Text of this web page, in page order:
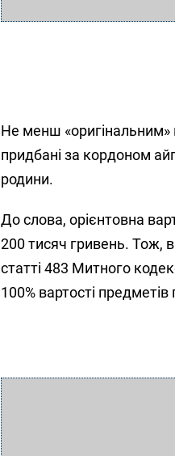
Не менш «оригінальним»
придбані за кордоном
родини.
До слова, орієнтовна
200 тисяч гривень. Тож,
статті 483 Митного
100% вартості